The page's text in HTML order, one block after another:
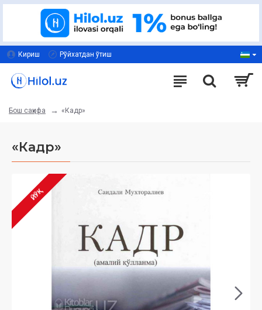
Кириш Рўйхатдан ўтиш
Бош саҳифа «Кадр»
«Кадр»
ЙЎҚ